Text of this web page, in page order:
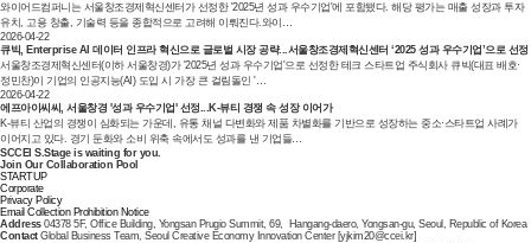
와이어드컴퍼니는 서울창조경제혁신센터가 선정한 '2025년 성과 우수기업'에 포함됐다. 해당 평가는 매출 성장과 투자
유치, 고용 창출, 기술력 등을 종합적으로 고려해 이뤄진다.와이…
2026-04-22
큐빅, Enterprise AI 데이터 인프라 혁신으로 글로벌 시장 공략...서울창조경제혁신센터 ‘2025 성과 우수기업’으로 선정
서울창조경제혁신센터(이하 서울창경)가 '2025년 성과 우수기업'으로 선정한 테크 스타트업 주식회사 큐빅(대표 배호·
정민찬)이 기업의 인공지능(AI) 도입 시 가장 큰 걸림돌인 '…
2026-04-22
에프아이씨씨, 서울창경 '성과 우수기업' 선정...K-뷰티 경쟁 속 성장 이어가
K-뷰티 산업의 경쟁이 심화되는 가운데, 유통 채널 다변화와 제품 차별화를 기반으로 성장하는 중소·스타트업 사례가
이어지고 있다. 경기 둔화와 소비 위축 속에서도 성과를 낸 기업들…
SCCEI S.Stage is waiting for you.
Join Our Collaboration Pool
STARTUP
Corporate
Privacy Policy
Email Collection Prohibition Notice
Address04378 5F, Office Building, Yongsan Prugio Summit, 69, Hangang-daero, Yongsan-gu, Seoul, Republic of Korea
ContactGlobal Business Team, Seoul Creative Economy Innovation Center [yjkim20@ccei.kr]